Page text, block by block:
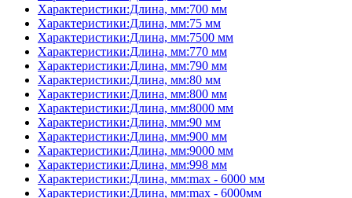
Характеристики:Длина, мм:700 мм
Характеристики:Длина, мм:75 мм
Характеристики:Длина, мм:7500 мм
Характеристики:Длина, мм:770 мм
Характеристики:Длина, мм:790 мм
Характеристики:Длина, мм:80 мм
Характеристики:Длина, мм:800 мм
Характеристики:Длина, мм:8000 мм
Характеристики:Длина, мм:90 мм
Характеристики:Длина, мм:900 мм
Характеристики:Длина, мм:9000 мм
Характеристики:Длина, мм:998 мм
Характеристики:Длина, мм:max - 6000 мм
Характеристики:Длина, мм:max - 6000мм